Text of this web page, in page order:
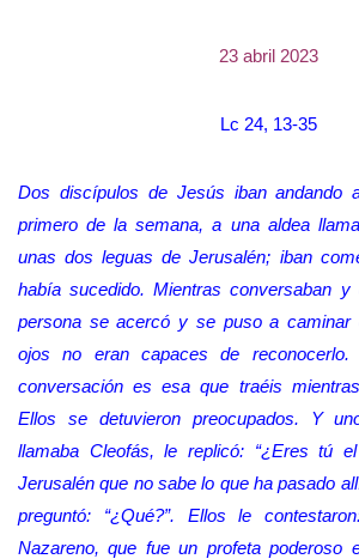
23 abril 2023
Lc 24, 13-35
Dos discípulos de Jesús iban andando
primero de la semana, a una aldea
unas dos leguas de Jerusalén; iban
había sucedido. Mientras conversaban
persona se acercó y se puso a caminar
ojos no eran capaces de
conversación es esa que traéis
Ellos se detuvieron preocupados. Y
llamaba Cleofás, le replicó: “¿Eres tú
Jerusalén que no sabe lo que ha pasado
preguntó: “¿Qué?”. Ellos le
Nazareno, que fue un profeta poderoso